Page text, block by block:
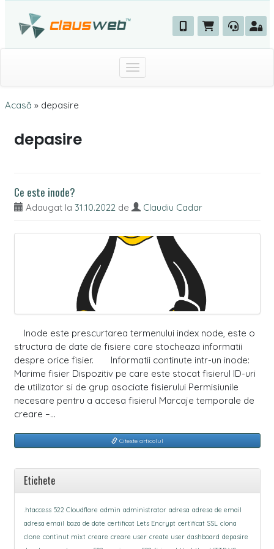
Toggle navigation
Acasă » depasire
depasire
Ce este inode?
Adaugat la 31.10.2022de Claudiu Cadar
Inode este prescurtarea termenului index node, este o
structura de date de fisiere care stocheaza informatii
despre orice fisier. Informatii continute intr-un inode:
Marime fisier Dispozitiv pe care este stocat fisierul ID-uri
de utilizator si de grup asociate fisierului Permisiunile
necesare pentru a accesa fisierul Marcaje temporale de
creare –…
Citeste articolul
Etichete
.htaccess 522 Cloudflare admin administrator adresa adresa de email
adresa email baza de date certificat Lets Encrypt certificat SSL clona
clone continut mixt creare creare user create user dashboard depasire